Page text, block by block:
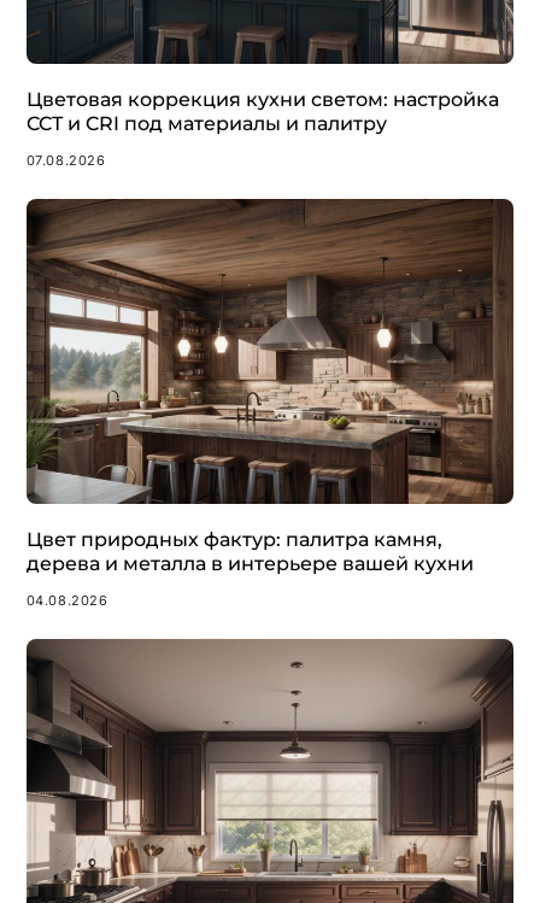
Цветовая коррекция кухни светом: настройка
CCT и CRI под материалы и палитру
07.08.2026
Цвет природных фактур: палитра камня,
дерева и металла в интерьере вашей кухни
04.08.2026